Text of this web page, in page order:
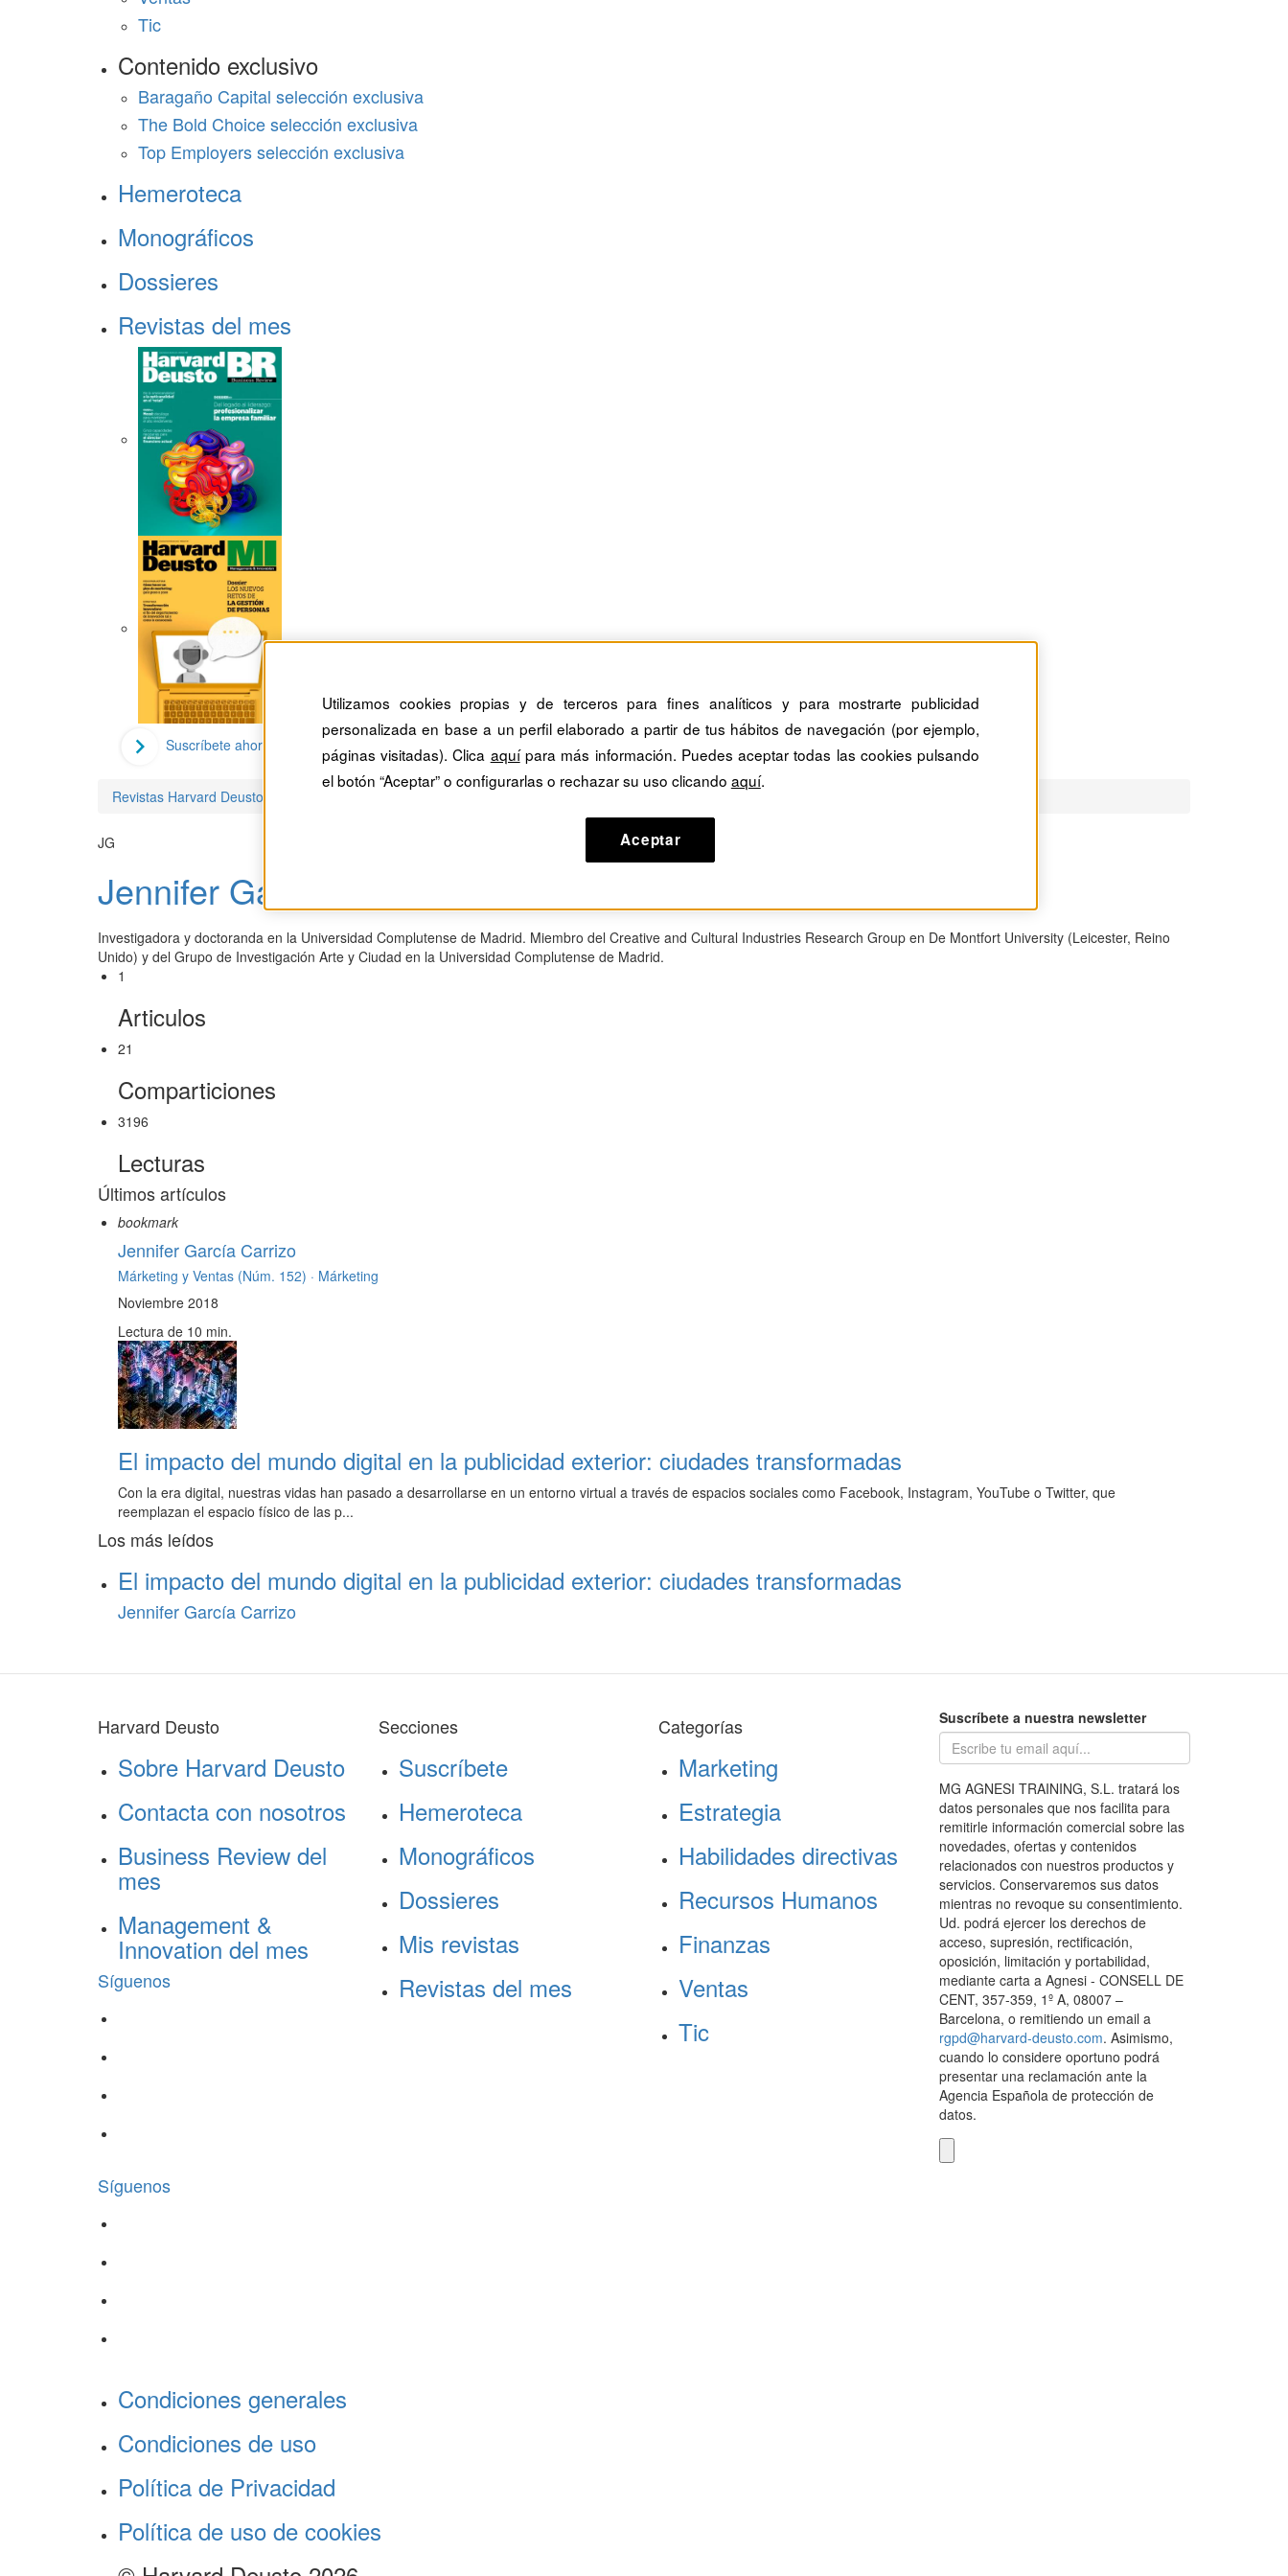
Tic
Contenido exclusivo
Baragaño Capital selección exclusiva
The Bold Choice selección exclusiva
Top Employers selección exclusiva
Hemeroteca
Monográficos
Dossieres
Revistas del mes
Suscríbete ahora
Revistas Harvard Deusto
JG
Jennifer García Carrizo
Investigadora y doctoranda en la Universidad Complutense de Madrid. Miembro del Creative and Cultural Industries Research Group en De Montfort University (Leicester, Reino
Unido) y del Grupo de Investigación Arte y Ciudad en la Universidad Complutense de Madrid.
1
Articulos
21
Comparticiones
3196
Lecturas
Últimos artículos
bookmark
Jennifer García Carrizo
Márketing y Ventas (Núm. 152) · Márketing
Noviembre 2018
Lectura de 10 min.
El impacto del mundo digital en la publicidad exterior: ciudades transformadas
Con la era digital, nuestras vidas han pasado a desarrollarse en un entorno virtual a través de espacios sociales como Facebook, Instagram, YouTube o Twitter, que
reemplazan el espacio físico de las p...
Los más leídos
El impacto del mundo digital en la publicidad exterior: ciudades transformadas
Jennifer García Carrizo
Harvard Deusto
Sobre Harvard Deusto
Contacta con nosotros
Business Review del
mes
Management &
Innovation del mes
Síguenos
Secciones
Suscríbete
Hemeroteca
Monográficos
Dossieres
Mis revistas
Revistas del mes
Categorías
Marketing
Estrategia
Habilidades directivas
Recursos Humanos
Finanzas
Ventas
Tic
Suscríbete a nuestra newsletter
MG AGNESI TRAINING, S.L. tratará los
datos personales que nos facilita para
remitirle información comercial sobre las
novedades, ofertas y contenidos
relacionados con nuestros productos y
servicios. Conservaremos sus datos
mientras no revoque su consentimiento.
Ud. podrá ejercer los derechos de
acceso, supresión, rectificación,
oposición, limitación y portabilidad,
mediante carta a Agnesi - CONSELL DE
CENT, 357-359, 1º A, 08007 –
Barcelona, o remitiendo un email a
rgpd@harvard-deusto.com. Asimismo,
cuando lo considere oportuno podrá
presentar una reclamación ante la
Agencia Española de protección de
datos.
Síguenos
Condiciones generales
Condiciones de uso
Política de Privacidad
Política de uso de cookies
Utilizamos cookies propias y de terceros para fines analíticos y para mostrarte publicidad
personalizada en base a un perfil elaborado a partir de tus hábitos de navegación (por ejemplo,
páginas visitadas). Clica aquípara más información. Puedes aceptar todas las cookies pulsando
el botón “Aceptar” o configurarlas o rechazar su uso clicando aquí.
Aceptar